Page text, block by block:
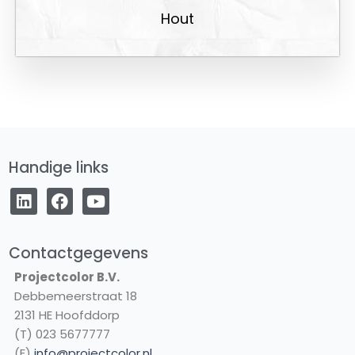
Hout
Handige links
L
i
n
e
i
n
F
a
c
b
o
o
k
Y
o
u
u
b
e
Contactgegevens
Projectcolor B.V.
Debbemeerstraat 18
2131 HE Hoofddorp
(T) 023 5677777